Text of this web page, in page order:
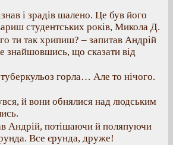
і зрадів шалено. Це був його
студентських років, Микола Д.
ти так хрипиш? – запитав Андрій
знайшовшись, що сказати від
горла… Але то нічого.
й вони обнялися над людським
Андрій, потішаючи й поляпуючи
Все єрунда, друже!